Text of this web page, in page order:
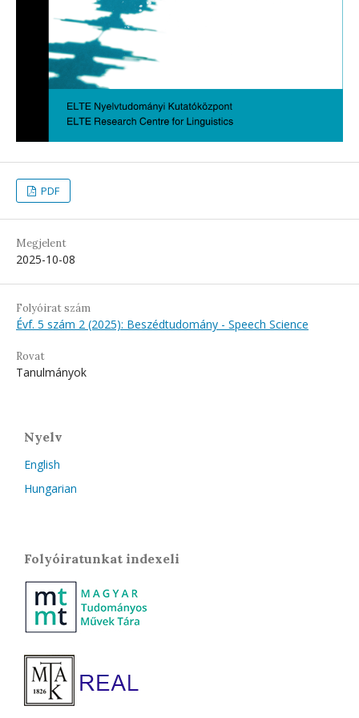
PDF
Megjelent
2025-10-08
Folyóirat szám
Évf. 5 szám 2 (2025): Beszédtudomány - Speech Science
Rovat
Tanulmányok
Nyelv
English
Hungarian
Folyóiratunkat indexeli